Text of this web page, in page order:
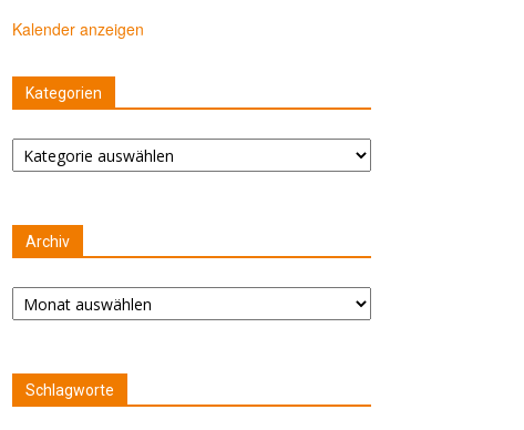
Kalender anzeigen
Kategorien
Kategorien
Archiv
Archiv
Schlagworte